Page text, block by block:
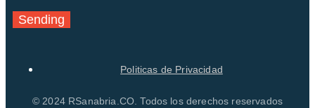
Sending
Politicas de Privacidad
© 2024 RSanabria.CO. Todos los derechos reservados